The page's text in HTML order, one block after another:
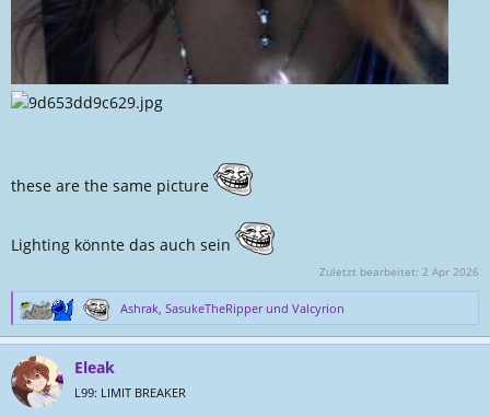
these are the same picture
Lighting könnte das auch sein
Zuletzt bearbeitet: 2 Apr 2026
R
e
k
t
Ashrak SasukeTheRipperund Valcyrion
Eleak
L99: LIMIT BREAKER